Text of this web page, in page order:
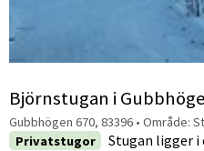
Björnstugan i
Gubbhögen 670, 83396 • Område:
Privatstugor
Stugan ligger i